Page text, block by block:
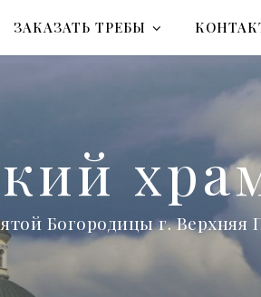
ЗАКАЗАТЬ ТРЕБЫ
Богородицы г.